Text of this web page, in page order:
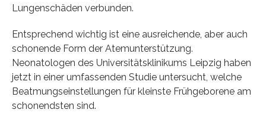
Lungenschäden verbunden.
Entsprechend wichtig ist eine ausreichende, aber auch
schonende Form der Atemunterstützung.
Neonatologen des Universitätsklinikums Leipzig haben
jetzt in einer umfassenden Studie untersucht, welche
Beatmungseinstellungen für kleinste Frühgeborene am
schonendsten sind.